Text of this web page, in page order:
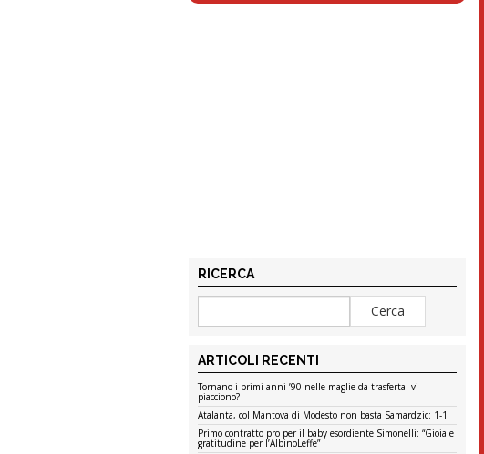
RICERCA
ARTICOLI RECENTI
Tornano i primi anni ’90 nelle maglie da trasferta: vi
piacciono?
Atalanta, col Mantova di Modesto non basta Samardzic: 1-1
Primo contratto pro per il baby esordiente Simonelli: “Gioia e
gratitudine per l’AlbinoLeffe”